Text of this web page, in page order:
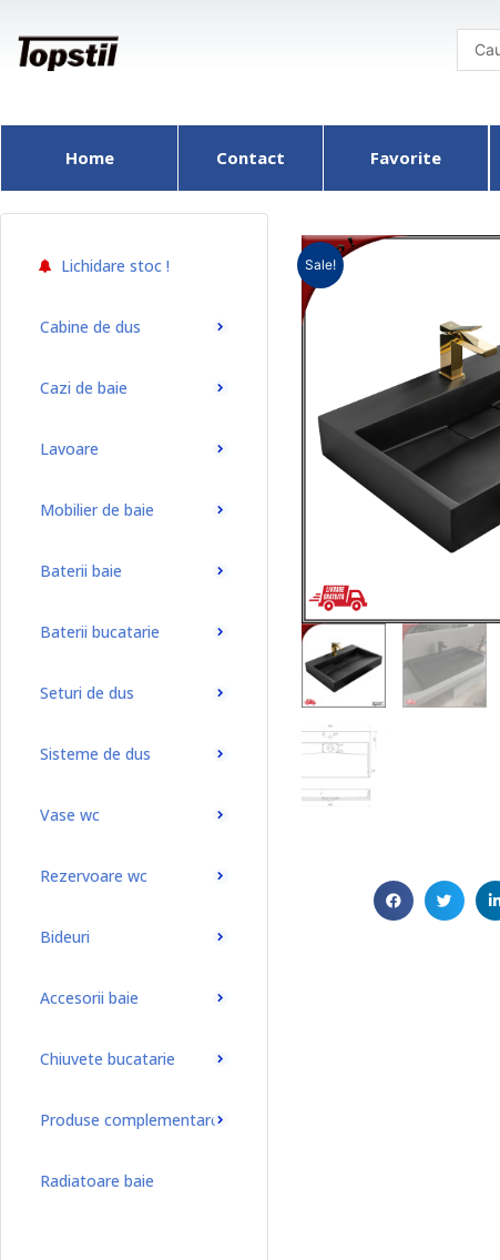
content
Home Contact Favorite
Lichidare stoc !
Cabine de dus
Cazi de baie
Lavoare
Mobilier de baie
Baterii baie
Baterii bucatarie
Seturi de dus
Sisteme de dus
Vase wc
Rezervoare wc
Bideuri
Accesorii baie
Chiuvete bucatarie
Produse complementare
Radiatoare baie
Sale!